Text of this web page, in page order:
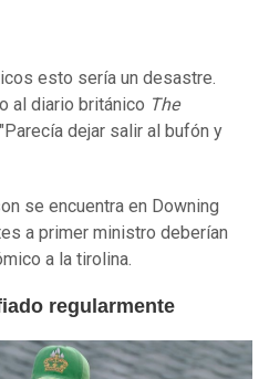
esto sería un desastre.
al diario británico The
dejar salir al bufón y
se encuentra en Downing
a primer ministro deberían
a la tirolina.
regularmente